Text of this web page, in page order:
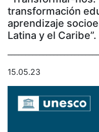
transformación
aprendizaje
Latina y el Caribe”.
15.05.23